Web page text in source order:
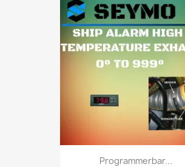
Programmerbar...